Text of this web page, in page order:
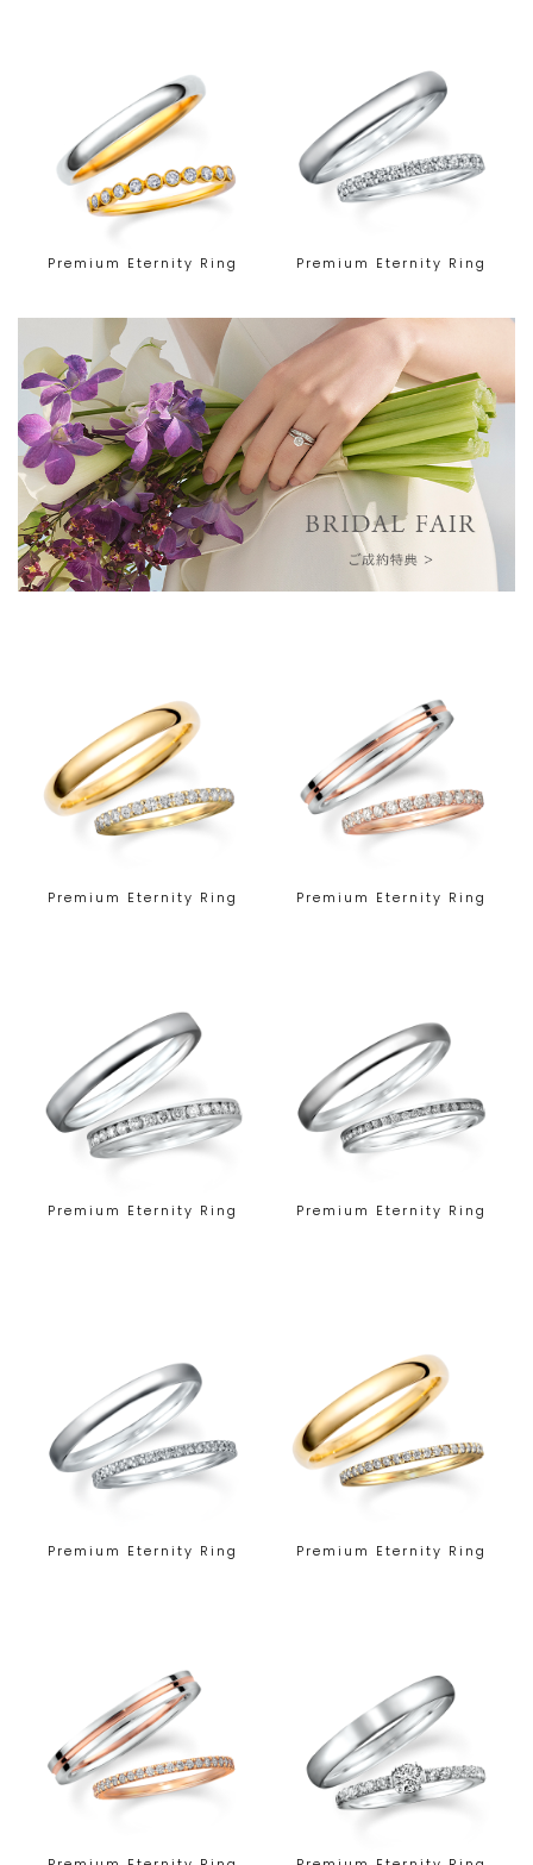
Premium Eternity Ring Premium Eternity Ring
Premium Eternity Ring Premium Eternity Ring
Premium Eternity Ring Premium Eternity Ring
Premium Eternity Ring Premium Eternity Ring